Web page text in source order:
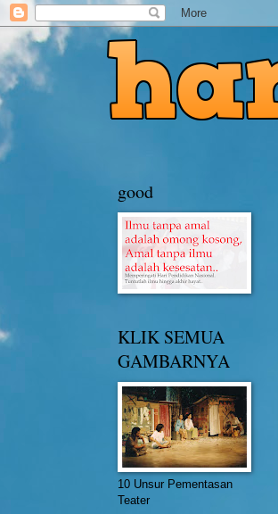
good
KLIK SEMUA
GAMBARNYA
10 Unsur Pementasan
Teater